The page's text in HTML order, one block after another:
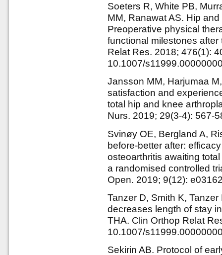
Soeters R, White PB,
MM, Ranawat AS. Hip
Preoperative physical
functional milestones
Relat Res. 2018; 476(1):
10.1007/
Jansson MM, Harjumaa
satisfaction and
total hip and knee
Nurs. 2019; 29(3-4): 567-
Svinøy OE, Bergland A,
before-better after:
osteoarthritis awaiting
a randomised controlled
Open. 2019; 9(12):
Tanzer D, Smith K,
decreases length of stay
THA. Clin Orthop Relat
10.1007/
Sekirin AB. Protocol of